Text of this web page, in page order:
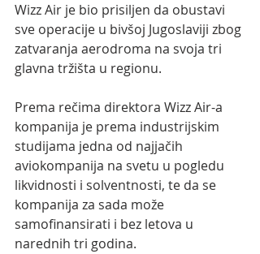
Wizz Air je bio prisiljen da obustavi
sve operacije u bivšoj Jugoslaviji zbog
zatvaranja aerodroma na svoja tri
glavna tržišta u regionu.
Prema rečima direktora Wizz Air-a
kompanija je prema industrijskim
studijama jedna od najjačih
aviokompanija na svetu u pogledu
likvidnosti i solventnosti, te da se
kompanija za sada može
samofinansirati i bez letova u
narednih tri godina.